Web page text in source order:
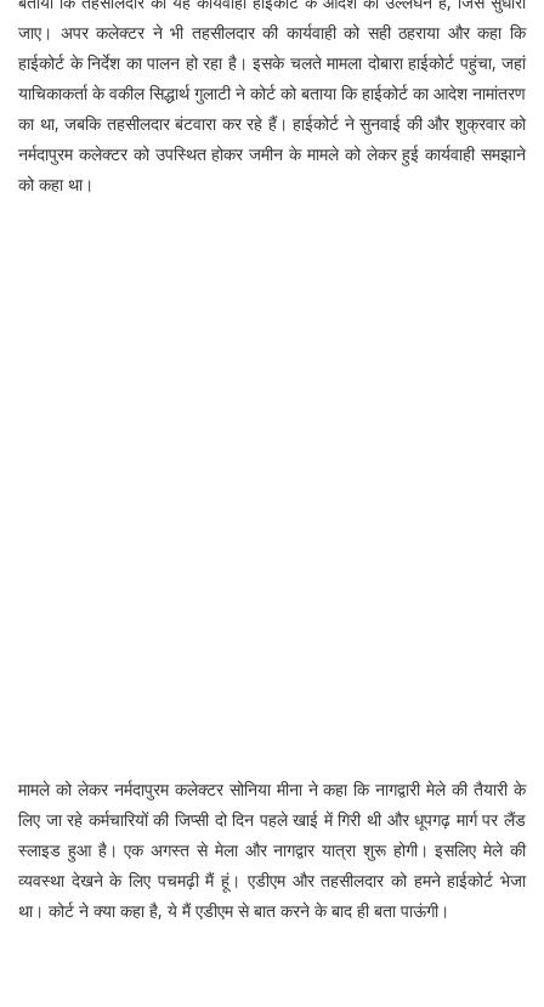
जाए। अपर कलेक्टर ने भी तहसीलदार की कार्यवाही को सही ठहराया और कहा कि
हाईकोर्ट के निर्देश का पालन हो रहा है। इसके चलते मामला दोबारा हाईकोर्ट पहुंचा, जहां
याचिकाकर्ता के वकील सिद्धार्थ गुलाटी ने कोर्ट को बताया कि हाईकोर्ट का आदेश नामांतरण
का था, जबकि तहसीलदार बंटवारा कर रहे हैं। हाईकोर्ट ने सुनवाई की और शुक्रवार को
नर्मदापुरम कलेक्टर को उपस्थित होकर जमीन के मामले को लेकर हुई कार्यवाही समझाने
को कहा था।
मामले को लेकर नर्मदापुरम कलेक्टर सोनिया मीना ने कहा कि नागद्वारी मेले की तैयारी के
लिए जा रहे कर्मचारियों की जिप्सी दो दिन पहले खाई में गिरी थी और धूपगढ़ मार्ग पर लैंड
स्लाइड हुआ है। एक अगस्त से मेला और नागद्वार यात्रा शुरू होगी। इसलिए मेले की
व्यवस्था देखने के लिए पचमढ़ी मैं हूं। एडीएम और तहसीलदार को हमने हाईकोर्ट भेजा
था। कोर्ट ने क्या कहा है, ये मैं एडीएम से बात करने के बाद ही बता पाऊंगी।